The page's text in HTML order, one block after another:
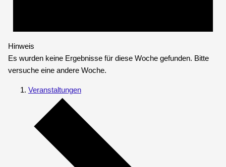
Hinweis
Es wurden keine Ergebnisse für diese Woche gefunden. Bitte
versuche eine andere Woche.
Veranstaltungen